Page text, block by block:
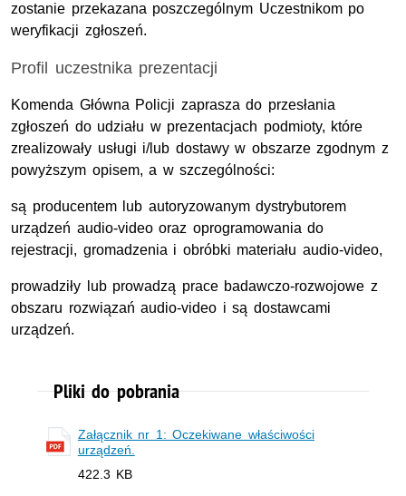
zostanie przekazana poszczególnym Uczestnikom po
weryfikacji zgłoszeń.
Profil uczestnika prezentacji
Komenda Główna Policji zaprasza do przesłania
zgłoszeń do udziału w prezentacjach podmioty, które
zrealizowały usługi i/lub dostawy w obszarze zgodnym z
powyższym opisem, a w szczególności:
są producentem lub autoryzowanym dystrybutorem
urządzeń audio-video oraz oprogramowania do
rejestracji, gromadzenia i obróbki materiału audio-video,
prowadziły lub prowadzą prace badawczo-rozwojowe z
obszaru rozwiązań audio-video i są dostawcami
urządzeń.
Pliki do pobrania
Załącznik nr 1: Oczekiwane właściwości
urządzeń.
422.3 KB